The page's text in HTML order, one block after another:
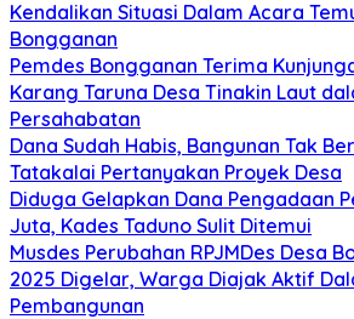
Kendalikan Situasi Dalam Acara
Bongganan
Pemdes Bongganan Terima
Karang Taruna Desa Tinakin Laut
Persahabatan
Dana Sudah Habis, Bangunan Tak
Tatakalai Pertanyakan Proyek Desa
Diduga Gelapkan Dana Pengadaan
Juta, Kades Taduno Sulit Ditemui
Musdes Perubahan RPJMDes Desa
2025 Digelar, Warga Diajak Aktif
Pembangunan